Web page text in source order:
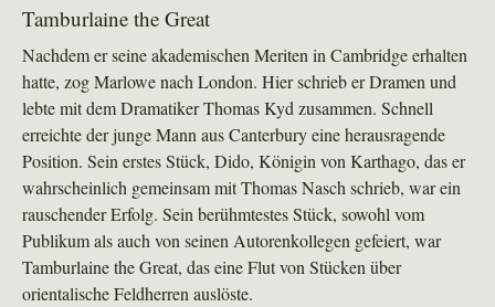
Tamburlaine the Great
Nachdem er seine akademischen Meriten in Cambridge erhalten
hatte, zog Marlowe nach London. Hier schrieb er Dramen und
lebte mit dem Dramatiker Thomas Kyd zusammen. Schnell
erreichte der junge Mann aus Canterbury eine herausragende
Position. Sein erstes Stück, Dido, Königin von Karthago, das er
wahrscheinlich gemeinsam mit Thomas Nasch schrieb, war ein
rauschender Erfolg. Sein berühmtestes Stück, sowohl vom
Publikum als auch von seinen Autorenkollegen gefeiert, war
Tamburlaine the Great, das eine Flut von Stücken über
orientalische Feldherren auslöste.